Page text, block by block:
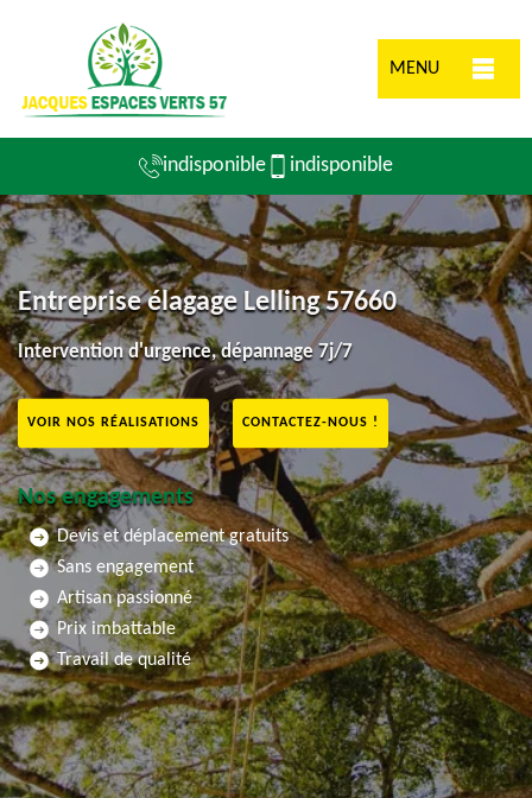
MENU
indisponible indisponible
Entreprise élagage Lelling 57660
Intervention d'urgence, dépannage 7j/7
VOIR NOS RÉALISATIONS CONTACTEZ-NOUS !
Nos engagements
Devis et déplacement gratuits
Sans engagement
Artisan passionné
Prix imbattable
Travail de qualité